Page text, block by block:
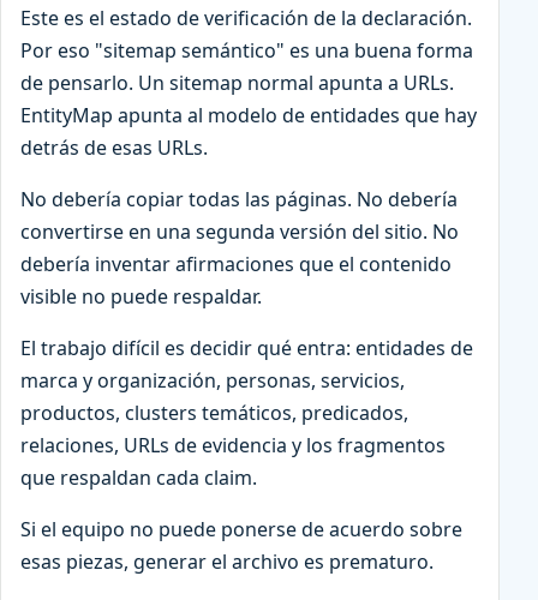
Este es el estado de verificación de la declaración.
Por eso "sitemap semántico" es una buena forma
de pensarlo. Un sitemap normal apunta a URLs.
EntityMap apunta al modelo de entidades que hay
detrás de esas URLs.
No debería copiar todas las páginas. No debería
convertirse en una segunda versión del sitio. No
debería inventar afirmaciones que el contenido
visible no puede respaldar.
El trabajo difícil es decidir qué entra: entidades de
marca y organización, personas, servicios,
productos, clusters temáticos, predicados,
relaciones, URLs de evidencia y los fragmentos
que respaldan cada claim.
Si el equipo no puede ponerse de acuerdo sobre
esas piezas, generar el archivo es prematuro.